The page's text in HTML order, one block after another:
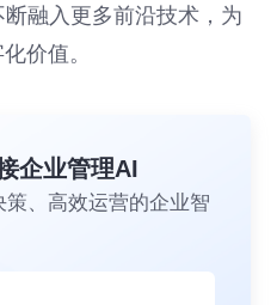
融入更多前沿技术，为
价值。
企业管理AI
、高效运营的企业智